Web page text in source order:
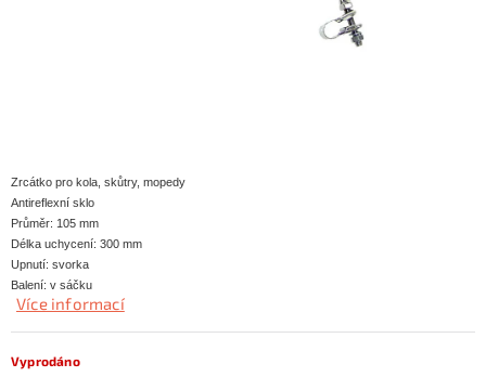
Zrcátko pro kola, skůtry, mopedy
Antireflexní sklo
Průměr: 105 mm
Délka uchycení: 300 mm
Upnutí: svorka
Balení: v sáčku
Více informací
Vyprodáno